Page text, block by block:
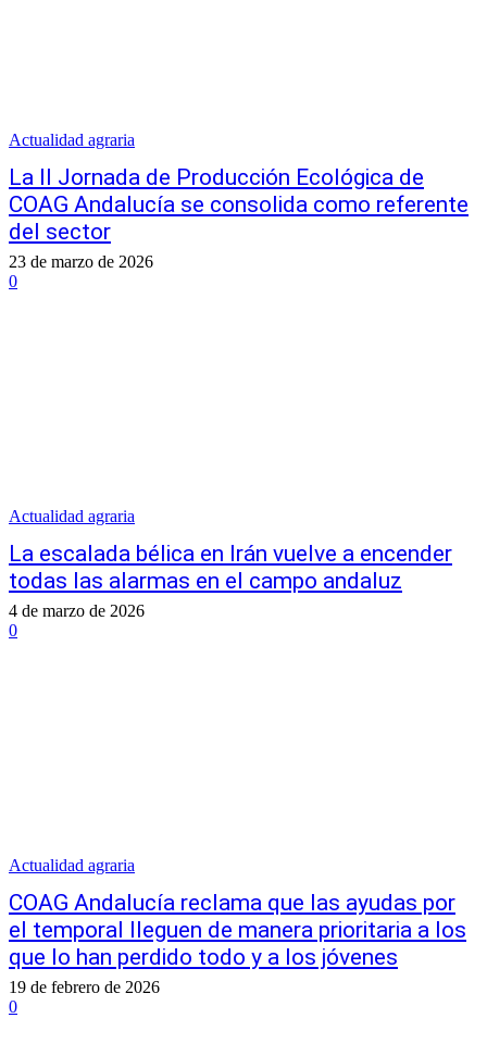
Actualidad agraria
La II Jornada de Producción Ecológica de
COAG Andalucía se consolida como referente
del sector
23 de marzo de 2026
0
Actualidad agraria
La escalada bélica en Irán vuelve a encender
todas las alarmas en el campo andaluz
4 de marzo de 2026
0
Actualidad agraria
COAG Andalucía reclama que las ayudas por
el temporal lleguen de manera prioritaria a los
que lo han perdido todo y a los jóvenes
19 de febrero de 2026
0